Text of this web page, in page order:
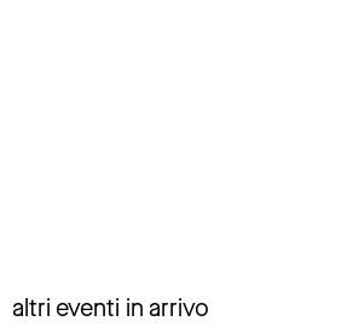
altri eventi in arrivo